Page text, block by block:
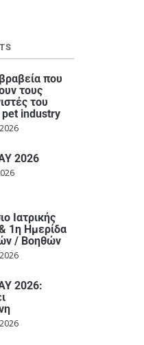
που
τους
του
pet industry
2026
Ιατρικής
1η Ημερίδα
/ Βοηθών
2026: